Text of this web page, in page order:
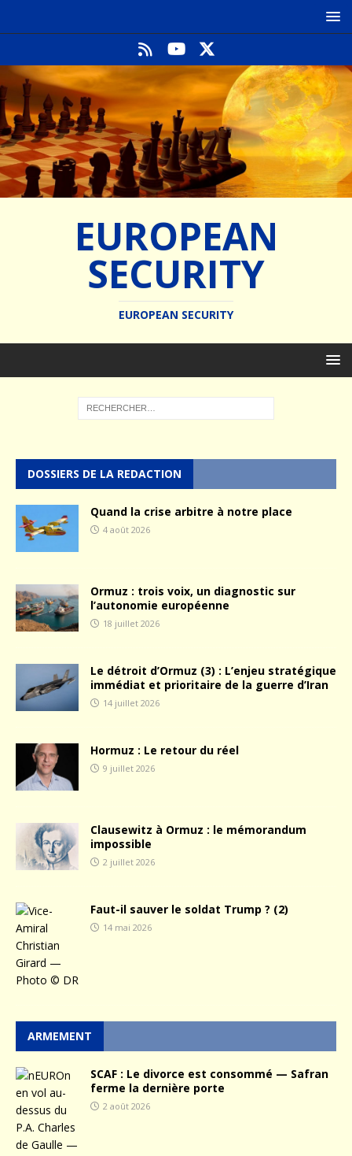
EUROPEAN
SECURITY
EUROPEAN SECURITY
DOSSIERS DE LA REDACTION
Quand la crise arbitre à notre place
4 août 2026
Ormuz : trois voix, un diagnostic sur
l’autonomie européenne
18 juillet 2026
Le détroit d’Ormuz (3) : L’enjeu stratégique
immédiat et prioritaire de la guerre d’Iran
14 juillet 2026
Hormuz : Le retour du réel
9 juillet 2026
Clausewitz à Ormuz : le mémorandum
impossible
2 juillet 2026
Faut-il sauver le soldat Trump ? (2)
14 mai 2026
ARMEMENT
SCAF : Le divorce est consommé — Safran
ferme la dernière porte
2 août 2026